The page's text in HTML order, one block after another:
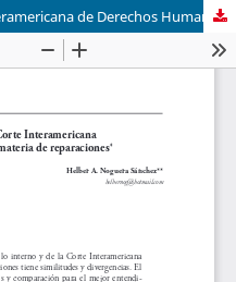
Consejo de Estado vs. Corte Interamericana de Derechos Humanos en materia de reparaciones